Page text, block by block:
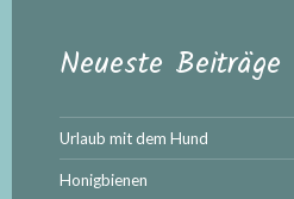
Neueste Beiträge
Urlaub mit dem Hund
Honigbienen